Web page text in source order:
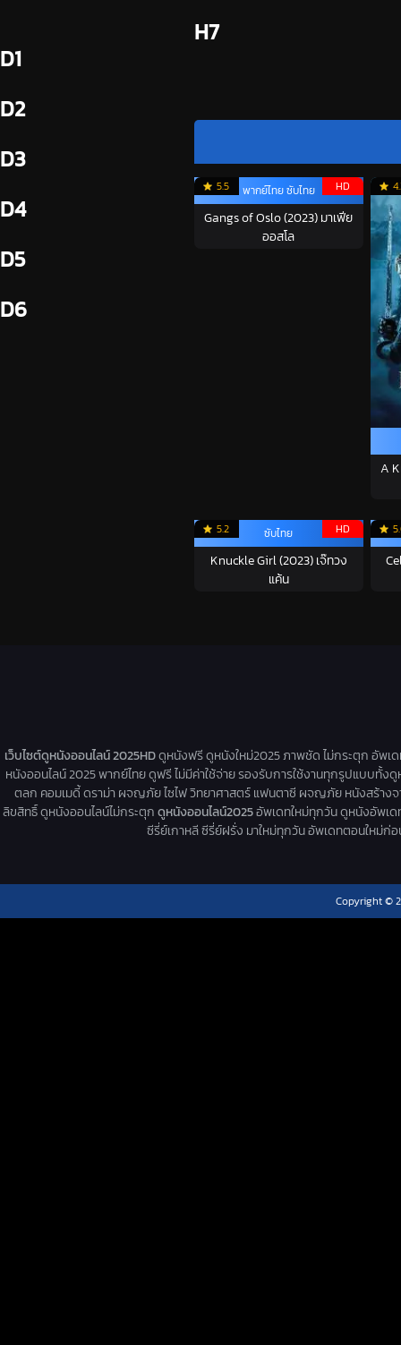
D1
D2
D3
D4
D5
D6
H7
5.5 HD
พากย์ไทย ซับไทย
Gangs of Oslo (2023) มาเฟีย
ออสโล
A
5.2 HD
ซับไทย
Knuckle Girl (2023) เจ๊ทวง
แค้น
เว็บไซต์ดูหนังออนไลน์ 2025HDดูหนังฟรี ดูหนังใหม่2025 ภาพชัด ไม่กระตุก อัพเ
หนังออนไลน์ 2025 พากย์ไทย ดูฟรี ไม่มีค่าใช้จ่าย รองรับการใช้งานทุกรูปแบบทั้
ตลก คอมเมดี้ ดราม่า ผจญภัย ไซไฟ วิทยาศาสตร์ แฟนตาซี ผจญภัย หนังสร้างจ
ลิขสิทธิ์ ดูหนังออนไลน์ไม่กระตุกดูหนังออนไลน์2025อัพเดทใหม่ทุกวัน ดูหนังอัพเด
ซีรี่ย์เกาหลี ซีรี่ย์ฝรั่ง มาใหม่ทุกวัน อัพเดทตอนใหม่ก่
Copyright ©